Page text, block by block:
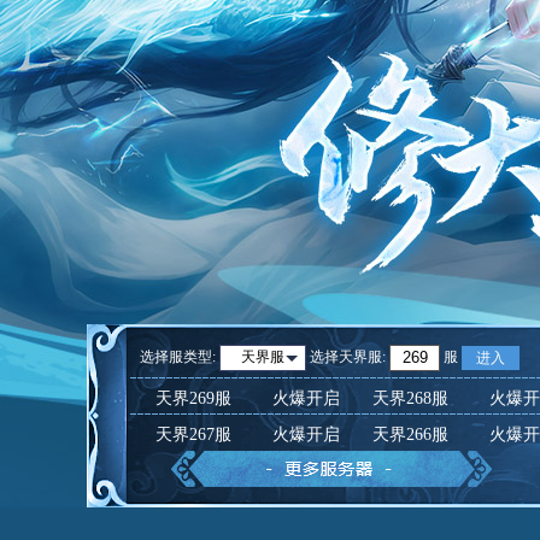
选择服类型: 天界服 选择天界服: 服 进入
天界269服 火爆开启 天界268服
火爆
天界267服
火爆开启 天界266服 火爆